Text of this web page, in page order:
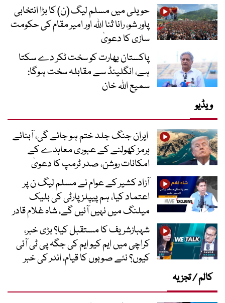
حویلی میں مسلم لیگ (ن) کا بڑا انتخابی
پاور شو، رانا ثنا اللہ اور امیر مقام کی حکومت
سازی کا دعویٰ
پاکستان بھارت کو سخت ٹکر دے سکتا
ہے، انگلینڈ سے مقابلہ سخت ہوگا:
سمیع اللہ خان
ویڈیو
ایران جنگ جلد ختم ہو جائے گی، آبنائے
ہرمز کھولنے کے عبوری معاہدے کے
امکانات روشن، صدر ٹرمپ کا دعویٰ
آزاد کشیر کے عوام نے مسلم لیگ ن پر
اعتماد کیا، ہم پیپلز پارٹی کی بلیک
میلنگ میں نہیں آئیں گے، شاہ غلام قادر
شہبازشریف کا مستقبل کیا؟ بڑی خبر،
کراچی میں ایم کیو ایم کی جگہ پی ٹی آئی
کیوں؟ نئے صوبوں کا قیام، اندر کی خبر
کالم / تجزیہ